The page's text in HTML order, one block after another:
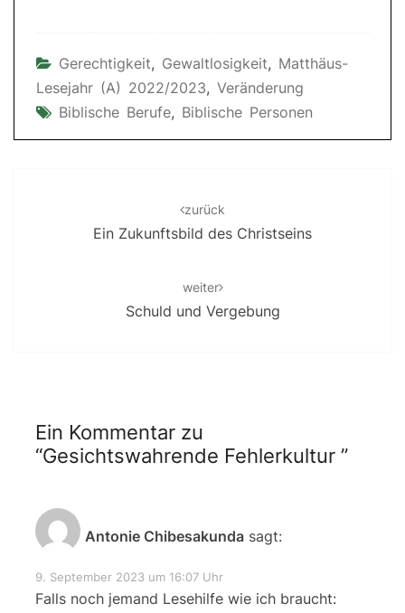
Gerechtigkeit, Gewaltlosigkeit, Matthäus-
Lesejahr (A) 2022/2023, Veränderung
Biblische Berufe, Biblische Personen
zurück
Ein Zukunftsbild des Christseins
weiter
Schuld und Vergebung
Ein Kommentar zu
“Gesichtswahrende Fehlerkultur ”
Antonie Chibesakunda sagt:
9. September 2023 um 16:07 Uhr
Falls noch jemand Lesehilfe wie ich braucht: